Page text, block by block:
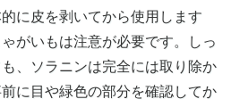
に皮を剥いてから使用します
がいもは注意が必要です。しっ
、ソラニンは完全には取り除か
に目や緑色の部分を確認してか